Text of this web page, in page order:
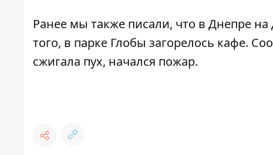
Ранее мы также писали, что в Днепре
того, в парке Глобы загорелось кафе.
сжигала пух, начался пожар.